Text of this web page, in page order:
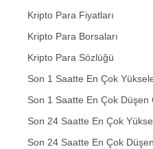
Kripto Para Fiyatları
Kripto Para Borsaları
Kripto Para Sözlüğü
Son 1 Saatte En Çok
Son 1 Saatte En Çok Düşen
Son 24 Saatte En Çok
Son 24 Saatte En Çok